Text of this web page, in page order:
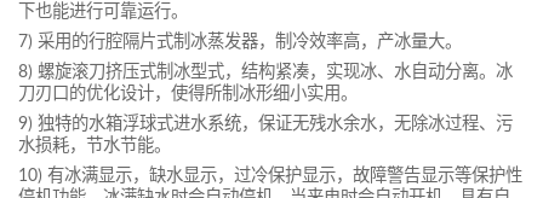
下也能进行可靠运行。
7) 采用的行腔隔片式制冰蒸发器，制冷效率高，产冰量大。
8) 螺旋滚刀挤压式制冰型式，结构紧凑，实现冰、水自动分离。冰
刀刃口的优化设计，使得所制冰形细小实用。
9) 独特的水箱浮球式进水系统，保证无残水余水，无除冰过程、污
水损耗，节水节能。
10) 有冰满显示，缺水显示，过冷保护显示，故障警告显示等保护性